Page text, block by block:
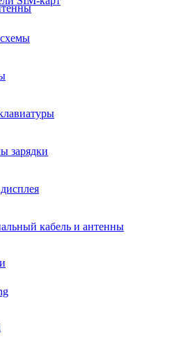
зарядки
кабель и антенны